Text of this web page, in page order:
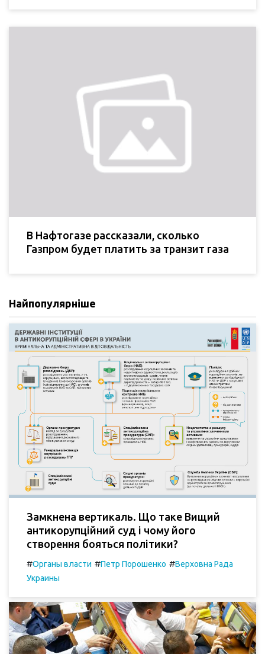
В Нафтогазе рассказали, сколько
Газпром будет платить за транзит газа
Найпопулярніше
Замкнена вертикаль. Що таке Вищий
антикорупційний суд і чому його
створення бояться політики?
#Органы власти #Петр Порошенко #Верховна Рада
Украины